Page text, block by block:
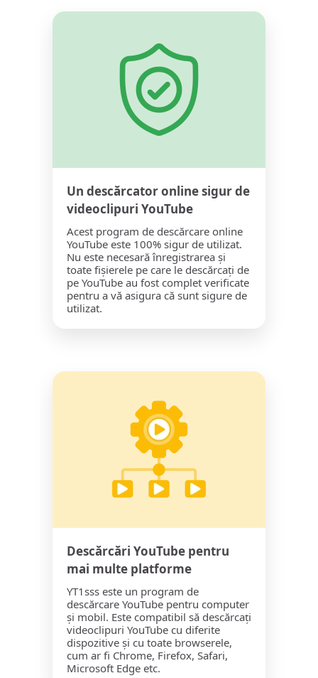
Un descărcator online sigur de
videoclipuri YouTube
Acest program de descărcare online
YouTube este 100% sigur de utilizat.
Nu este necesară înregistrarea și
toate fișierele pe care le descărcați de
pe YouTube au fost complet verificate
pentru a vă asigura că sunt sigure de
utilizat.
Descărcări YouTube pentru
mai multe platforme
YT1sss este un program de
descărcare YouTube pentru computer
și mobil. Este compatibil să descărcați
videoclipuri YouTube cu diferite
dispozitive și cu toate browserele,
cum ar fi Chrome, Firefox, Safari,
Microsoft Edge etc.